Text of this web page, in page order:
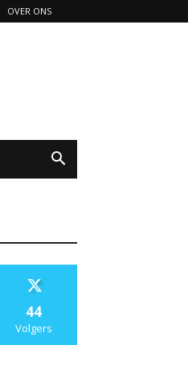
OVER ONS
44
Volgers